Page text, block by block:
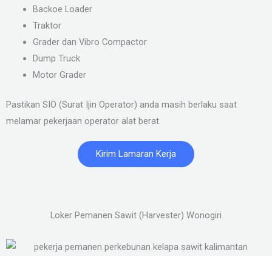
Backoe Loader
Traktor
Grader dan Vibro Compactor
Dump Truck
Motor Grader
Pastikan SIO (Surat Ijin Operator) anda masih berlaku saat
melamar pekerjaan operator alat berat.
Kirim Lamaran Kerja
Loker Pemanen Sawit (Harvester) Wonogiri